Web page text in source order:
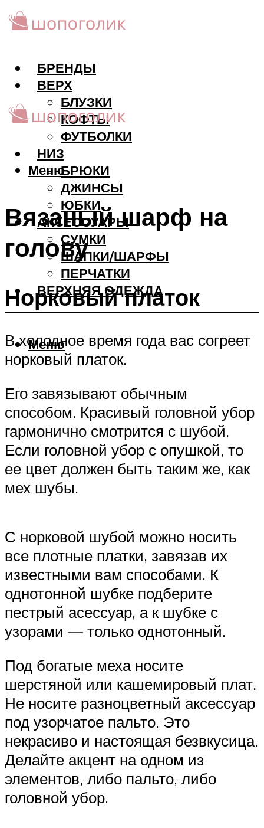
БРЕНДЫ
ВЕРХ
БЛУЗКИ
КОФТЫ
ФУТБОЛКИ
НИЗ
БРЮКИ
ДЖИНСЫ
ЮБКИ
АКCЕССУАРЫ
СУМКИ
ШАПКИ/ШАРФЫ
ПЕРЧАТКИ
ВЕРХНЯЯ ОДЕЖДА
Меню
Меню
Вязаный шарф на
голову
Норковый платок
В холодное время года вас согреет
норковый платок.
Его завязывают обычным
способом. Красивый головной убор
гармонично смотрится с шубой.
Если головной убор с опушкой, то
ее цвет должен быть таким же, как
мех шубы.
С норковой шубой можно носить
все плотные платки, завязав их
известными вам способами. К
однотонной шубке подберите
пестрый асессуар, а к шубке с
узорами — только однотонный.
Под богатые меха носите
шерстяной или кашемировый плат.
Не носите разноцветный аксессуар
под узорчатое пальто. Это
некрасиво и настоящая безвкусица.
Делайте акцент на одном из
элементов, либо пальто, либо
головной убор.